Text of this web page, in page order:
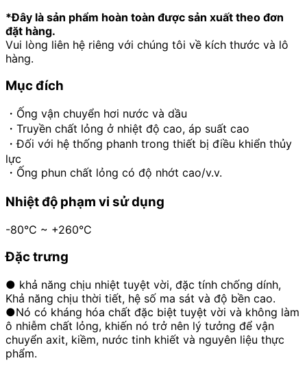
*Đây là sản phẩm hoàn toàn được sản xuất theo đơn
đặt hàng.
Vui lòng liên hệ riêng với chúng tôi về kích thước và lô
hàng.
Mục đích
・Ống vận chuyển hơi nước và dầu
・Truyền chất lỏng ở nhiệt độ cao, áp suất cao
・Đối với hệ thống phanh trong thiết bị điều khiển thủy
lực
・Ống phun chất lỏng có độ nhớt cao/v.v.
Nhiệt độ phạm vi sử dụng
-80°C ~ +260°C
Đặc trưng
● khả năng chịu nhiệt tuyệt vời, đặc tính chống dính,
Khả năng chịu thời tiết, hệ số ma sát và độ bền cao.
●Nó có kháng hóa chất đặc biệt tuyệt vời và không làm
ô nhiễm chất lỏng, khiến nó trở nên lý tưởng để vận
chuyển axit, kiềm, nước tinh khiết và nguyên liệu thực
phẩm.